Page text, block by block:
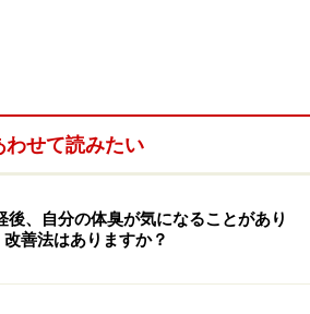
チック製の包装シートや容器など
ませんので、自治体のルールに従
わせて読みたい
後、自分の体臭が気になることがあり
改善法はありますか？